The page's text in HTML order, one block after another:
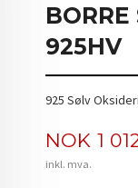
BORRE
925HV
925 Sølv
Pris
NOK 1
inkl. mva.